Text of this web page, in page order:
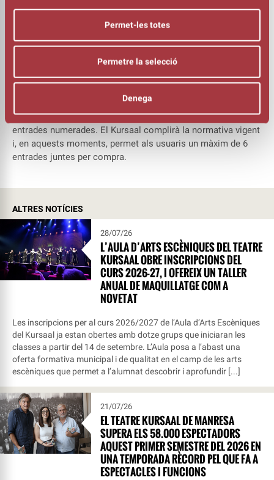
Permet-les totes
Permetre la selecció
Denega
permetrà escollir 3 espectacles per 48 euros d’entre tots els
muntatges de la sala gran i el teatre Conservatori.
Durant totes les funcions s’aplicaran les mesures de
seguretat recomanades per les autoritats sanitàries, amb
l’ús de mascareta durant les representacions. En aquest
sentit, la sala petit i l’Espai Plana de l’Om mantindran les
entrades numerades. El Kursaal complirà la normativa vigent
i, en aquests moments, permet als usuaris un màxim de 6
entrades juntes per compra.
ALTRES NOTÍCIES
28/07/26
L’AULA D’ARTS ESCÈNIQUES DEL TEATRE
KURSAAL OBRE INSCRIPCIONS DEL
CURS 2026-27, I OFEREIX UN TALLER
ANUAL DE MAQUILLATGE COM A
NOVETAT
Les inscripcions per al curs 2026/2027 de l’Aula d’Arts Escèniques
del Kursaal ja estan obertes amb dotze grups que iniciaran les
classes a partir del 14 de setembre. L’Aula posa a l’abast una
oferta formativa municipal i de qualitat en el camp de les arts
escèniques que permet a l’alumnat descobrir i aprofundir [...]
21/07/26
EL TEATRE KURSAAL DE MANRESA
SUPERA ELS 58.000 ESPECTADORS
AQUEST PRIMER SEMESTRE DEL 2026 EN
UNA TEMPORADA RÈCORD PEL QUE FA A
ESPECTACLES I FUNCIONS